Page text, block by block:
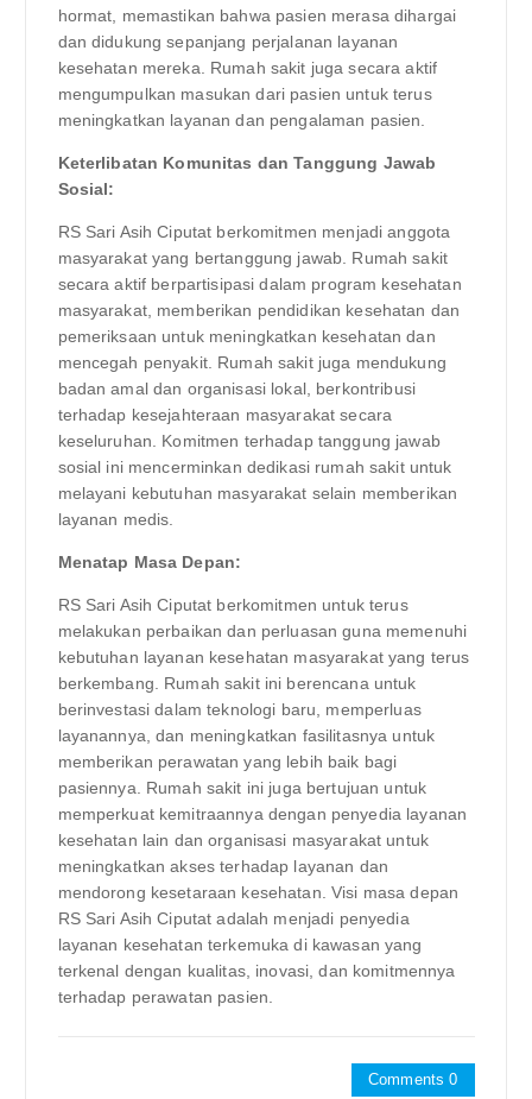
hormat, memastikan bahwa pasien merasa dihargai
dan didukung sepanjang perjalanan layanan
kesehatan mereka. Rumah sakit juga secara aktif
mengumpulkan masukan dari pasien untuk terus
meningkatkan layanan dan pengalaman pasien.
Keterlibatan Komunitas dan Tanggung Jawab
Sosial:
RS Sari Asih Ciputat berkomitmen menjadi anggota
masyarakat yang bertanggung jawab. Rumah sakit
secara aktif berpartisipasi dalam program kesehatan
masyarakat, memberikan pendidikan kesehatan dan
pemeriksaan untuk meningkatkan kesehatan dan
mencegah penyakit. Rumah sakit juga mendukung
badan amal dan organisasi lokal, berkontribusi
terhadap kesejahteraan masyarakat secara
keseluruhan. Komitmen terhadap tanggung jawab
sosial ini mencerminkan dedikasi rumah sakit untuk
melayani kebutuhan masyarakat selain memberikan
layanan medis.
Menatap Masa Depan:
RS Sari Asih Ciputat berkomitmen untuk terus
melakukan perbaikan dan perluasan guna memenuhi
kebutuhan layanan kesehatan masyarakat yang terus
berkembang. Rumah sakit ini berencana untuk
berinvestasi dalam teknologi baru, memperluas
layanannya, dan meningkatkan fasilitasnya untuk
memberikan perawatan yang lebih baik bagi
pasiennya. Rumah sakit ini juga bertujuan untuk
memperkuat kemitraannya dengan penyedia layanan
kesehatan lain dan organisasi masyarakat untuk
meningkatkan akses terhadap layanan dan
mendorong kesetaraan kesehatan. Visi masa depan
RS Sari Asih Ciputat adalah menjadi penyedia
layanan kesehatan terkemuka di kawasan yang
terkenal dengan kualitas, inovasi, dan komitmennya
terhadap perawatan pasien.
Comments 0